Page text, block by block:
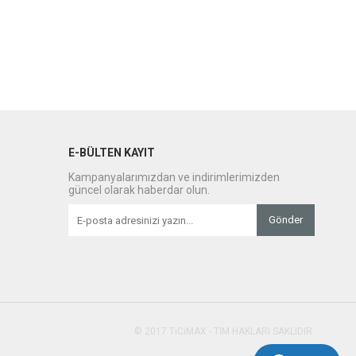
E-BÜLTEN KAYIT
Kampanyalarımızdan ve indirimlerimizden
güncel olarak haberdar olun.
Gönder
© 2017 TıCıMAX - TİM HAKLARI SAKLIDIR.